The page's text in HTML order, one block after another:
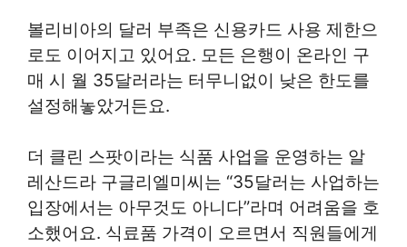
볼리비아의 달러 부족은 신용카드 사용 제한으
로도 이어지고 있어요. 모든 은행이 온라인 구
매 시 월 35달러라는 터무니없이 낮은 한도를
설정해놓았거든요.
더 클린 스팟이라는 식품 사업을 운영하는 알
레산드라 구글리엘미씨는 “35달러는 사업하는
입장에서는 아무것도 아니다”라며 어려움을 호
소했어요. 식료품 가격이 오르면서 직원들에게